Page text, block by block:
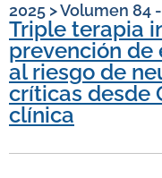
2025 >Volumen 84
Triple terapia
prevención de
al riesgo de
críticas desde
clínica